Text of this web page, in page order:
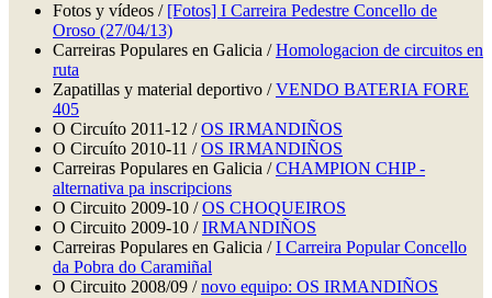
Fotos y vídeos / [Fotos] I Carreira Pedestre Concello de
Oroso (27/04/13)
Carreiras Populares en Galicia /Homologacion de circuitos en
ruta
Zapatillas y material deportivo /VENDO BATERIA FORE
405
O Circuíto 2011-12 /OS IRMANDIÑOS
O Circuíto 2010-11 /OS IRMANDIÑOS
Carreiras Populares en Galicia /CHAMPION CHIP -
alternativa pa inscripcions
O Circuito 2009-10 /OS CHOQUEIROS
O Circuito 2009-10 /IRMANDIÑOS
Carreiras Populares en Galicia /I Carreira Popular Concello
da Pobra do Caramiñal
O Circuito 2008/09 /novo equipo: OS IRMANDIÑOS